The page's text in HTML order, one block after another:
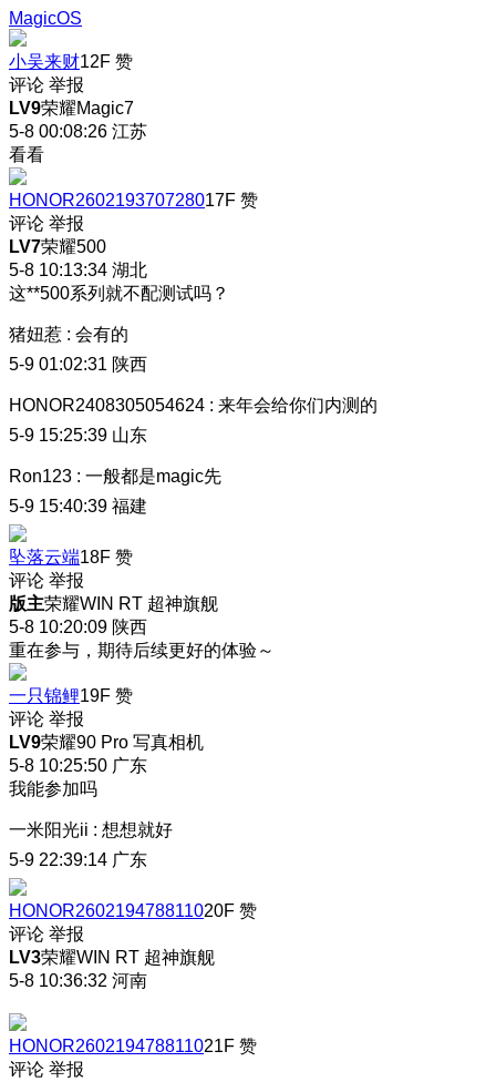
MagicOS
小吴来财12F 赞
评论 举报
LV9荣耀Magic7
5-8 00:08:26 江苏
看看
HONOR260219370728017F 赞
评论 举报
LV7荣耀500
5-8 10:13:34 湖北
这**500系列就不配测试吗？
猪妞惹 : 会有的
5-9 01:02:31 陕西
HONOR2408305054624 : 来年会给你们内测的
5-9 15:25:39 山东
Ron123 : 一般都是magic先
5-9 15:40:39 福建
坠落云端18F 赞
评论 举报
版主荣耀WIN RT 超神旗舰
5-8 10:20:09 陕西
重在参与，期待后续更好的体验～
一只锦鲤19F 赞
评论 举报
LV9荣耀90 Pro 写真相机
5-8 10:25:50 广东
我能参加吗
一米阳光ii : 想想就好
5-9 22:39:14 广东
HONOR260219478811020F 赞
评论 举报
LV3荣耀WIN RT 超神旗舰
5-8 10:36:32 河南
HONOR260219478811021F 赞
评论 举报